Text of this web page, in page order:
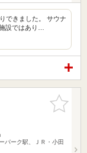
できました。 サウナ
設ではあり…
お気に入
りに追加
パーク駅、ＪＲ・小田